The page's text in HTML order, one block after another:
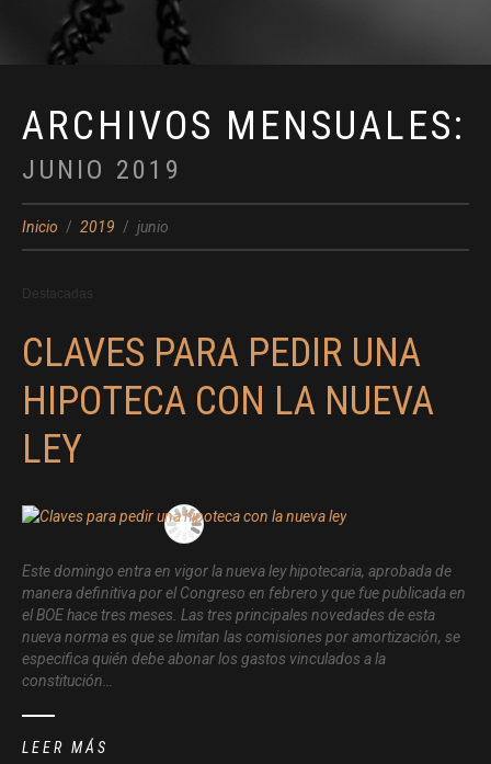
ARCHIVOS MENSUALES:
JUNIO 2019
Inicio 2019 junio
Destacadas
CLAVES PARA PEDIR UNA
HIPOTECA CON LA NUEVA
LEY
Este domingo entra en vigor la nueva ley hipotecaria, aprobada de
manera definitiva por el Congreso en febrero y que fue publicada en
el BOE hace tres meses. Las tres principales novedades de esta
nueva norma es que se limitan las comisiones por amortización, se
especifica quién debe abonar los gastos vinculados a la
constitución…
LEER MÁS